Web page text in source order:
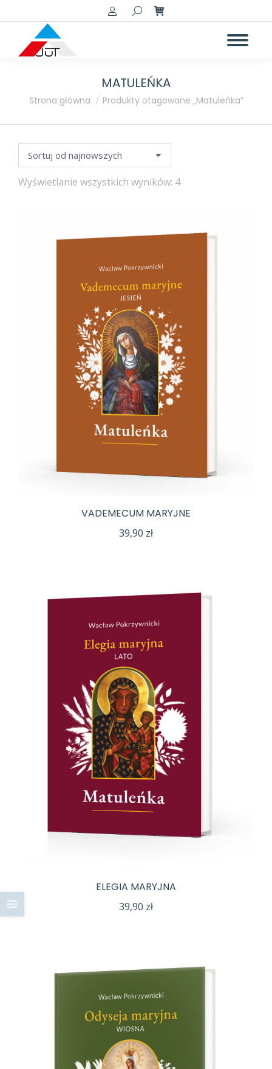
Szukaj:
MATULEŃKA
Jesteś tutaj:
Strona główna Produkty otagowane „Matuleńka”
Wyświetlanie wszystkich wyników: 4Posortowane
VADEMECUM MARYJNE
39,90 zł
ELEGIA MARYJNA
39,90 zł